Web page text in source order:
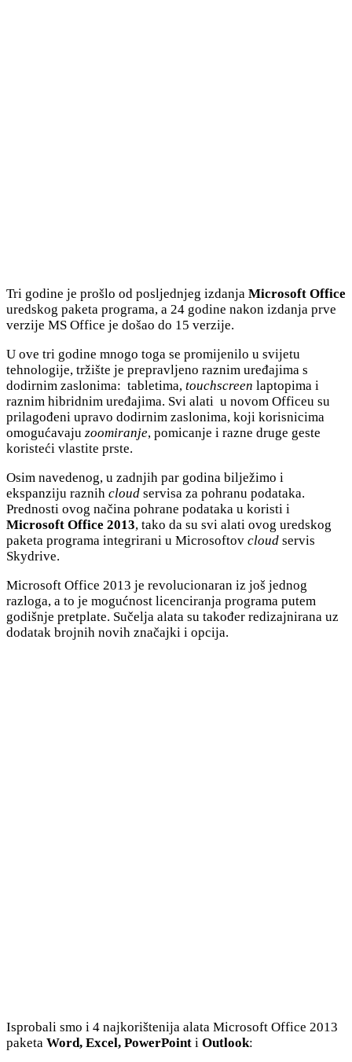
Tri godine je prošlo od posljednjeg izdanja Microsoft Office
uredskog paketa programa, a 24 godine nakon izdanja prve
verzije MS Office je došao do 15 verzije.
U ove tri godine mnogo toga se promijenilo u svijetu
tehnologije, tržište je prepravljeno raznim uređajima s
dodirnim zaslonima: tabletima, touchscreen laptopima i
raznim hibridnim uređajima. Svi alati u novom Officeu su
prilagođeni upravo dodirnim zaslonima, koji korisnicima
omogućavaju zoomiranje, pomicanje i razne druge geste
koristeći vlastite prste.
Osim navedenog, u zadnjih par godina bilježimo i
ekspanziju raznih cloud servisa za pohranu podataka.
Prednosti ovog načina pohrane podataka u koristi i
Microsoft Office 2013, tako da su svi alati ovog uredskog
paketa programa integrirani u Microsoftov cloud servis
Skydrive.
Microsoft Office 2013 je revolucionaran iz još jednog
razloga, a to je mogućnost licenciranja programa putem
godišnje pretplate. Sučelja alata su također redizajnirana uz
dodatak brojnih novih značajki i opcija.
Isprobali smo i 4 najkorištenija alata Microsoft Office 2013
paketa Word, Excel, PowerPoint i Outlook: